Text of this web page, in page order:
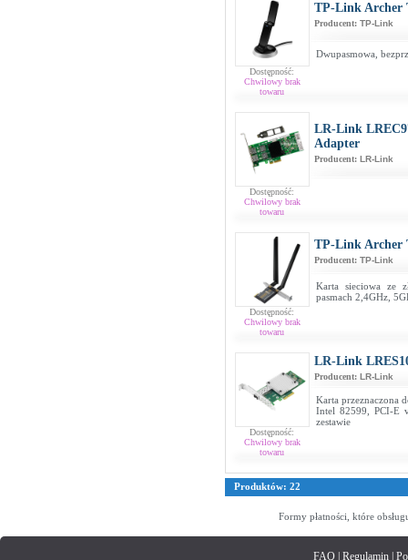
Dostępność:
Chwilowy brak
towaru
TP-Link Archer
Producent: TP-Link
Dwupasmowa,
Dostępność:
Chwilowy brak
towaru
LR-Link
Adapter
Producent: LR-Link
Dostępność:
Chwilowy brak
towaru
TP-Link Archer
Producent: TP-Link
Karta sieciowa ze
pasmach 2,4GHz,
Dostępność:
Chwilowy brak
towaru
LR-Link
Producent: LR-Link
Karta przeznaczona
Intel 82599, PCI-E
zestawie
Produktów: 22
Formy płatności, które
FAQ| Regulamin|